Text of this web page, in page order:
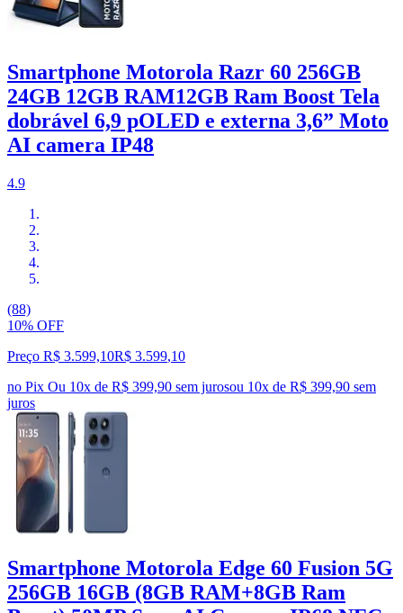
Smartphone Motorola Razr 60 256GB
24GB 12GB RAM12GB Ram Boost Tela
dobrável 6,9 pOLED e externa 3,6” Moto
AI camera IP48
4.9
(88)
10% OFF
Preço R$ 3.599,10R$ 3.599,10
no Pix Ou 10x de R$ 399,90 sem jurosou 10x de R$ 399,90 sem
juros
Smartphone Motorola Edge 60 Fusion 5G
256GB 16GB (8GB RAM+8GB Ram